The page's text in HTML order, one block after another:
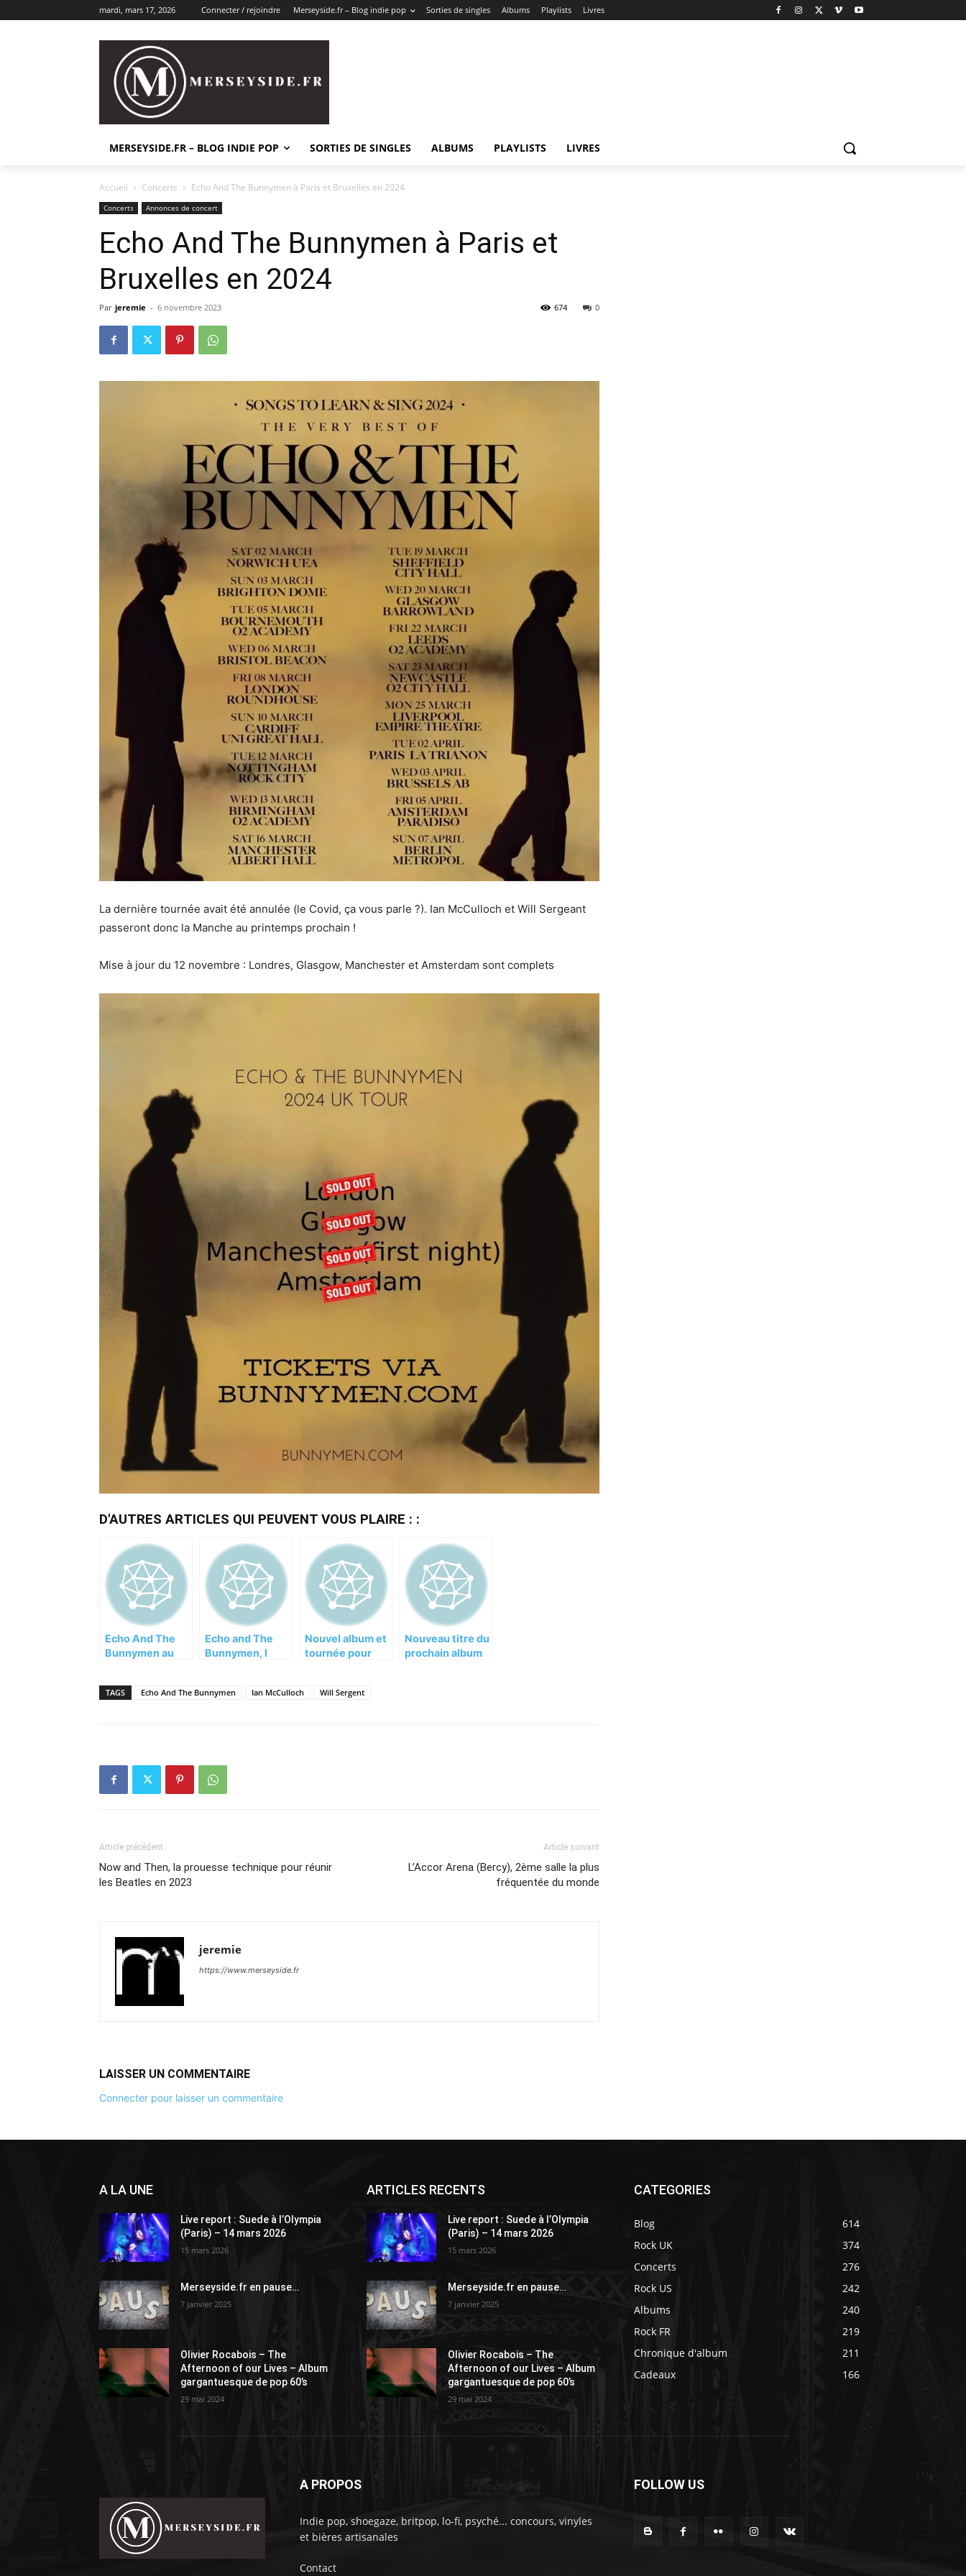
mardi, mars 17, 2026 Connecter / rejoindre Merseyside.fr – Blog indie pop Sorties de singles Albums Playlists Livres
MERSEYSIDE.FR – BLOG INDIE POP SORTIES DE SINGLES ALBUMS PLAYLISTS LIVRES
Accueil Concerts Echo And The Bunnymen à Paris et Bruxelles en 2024
Concerts Annonces de concert
Echo And The Bunnymen à Paris et
Bruxelles en 2024
Par jeremie - 6 novembre 2023 0
674
La dernière tournée avait été annulée (le Covid, ça vous parle ?). Ian McCulloch et Will Sergeant
passeront donc la Manche au printemps prochain !
Mise à jour du 12 novembre : Londres, Glasgow, Manchester et Amsterdam sont complets
D'AUTRES ARTICLES QUI PEUVENT VOUS PLAIRE : :
Echo And The
Bunnymen au
Echo and The
Bunnymen, I
téléchargement
Nouvel album et
tournée pour
Nouveau titre du
prochain album
TAGS Echo And The Bunnymen Ian McCulloch Will Sergent
Article précédent
Now and Then, la prouesse technique pour réunir
les Beatles en 2023
Article suivant
L’Accor Arena (Bercy), 2ème salle la plus
fréquentée du monde
jeremie
https://www.merseyside.fr
LAISSER UN COMMENTAIRE
Connecter pour laisser un commentaire
A LA UNE
Live report : Suede à l’Olympia
(Paris) – 14 mars 2026
15 mars 2026
Merseyside.fr en pause…
7 janvier 2025
Olivier Rocabois – The
Afternoon of our Lives – Album
gargantuesque de pop 60’s
29 mai 2024
ARTICLES RECENTS
Live report : Suede à l’Olympia
(Paris) – 14 mars 2026
15 mars 2026
Merseyside.fr en pause…
7 janvier 2025
Olivier Rocabois – The
Afternoon of our Lives – Album
gargantuesque de pop 60’s
29 mai 2024
CATEGORIES
Blog
614
Rock UK
374
Concerts
276
Rock US
242
Albums
240
Rock FR
219
Chronique d'album
211
Cadeaux
166
A PROPOS
Indie pop, shoegaze, britpop, lo-fi, psyché... concours, vinyles
et bières artisanales
Contact
FOLLOW US